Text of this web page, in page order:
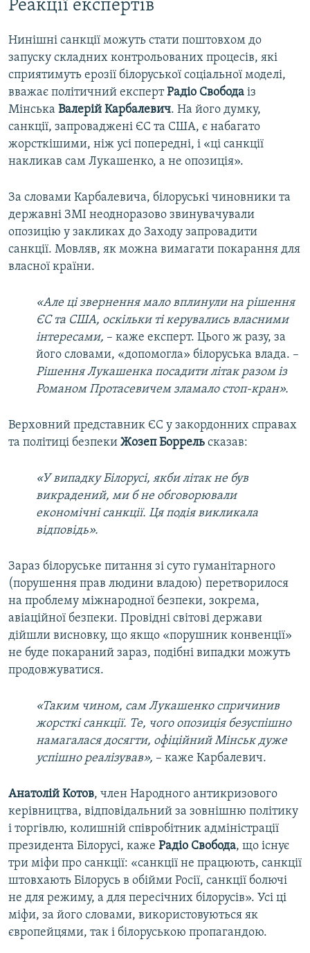
Реакції експертів
Нинішні санкції можуть стати поштовхом до
запуску складних контрольованих процесів, які
сприятимуть ерозії білоруської соціальної моделі,
вважає політичний експертРадіо Свобода із
Мінська Валерій Карбалевич. На його думку,
санкції, запроваджені ЄС та США, є набагато
жорсткішими, ніж усі попередні, і «ці санкції
накликав сам Лукашенко, а не опозиція».
За словами Карбалевича, білоруські чиновники та
державні ЗМІ неодноразово звинувачували
опозицію у закликах до Заходу запровадити
санкції. Мовляв, як можна вимагати покарання для
власної країни.
«Але ці звернення мало вплинули на рішення
ЄС та США, оскільки ті керувались власними
інтересами, – каже експерт. Цього ж разу, за
його словами, «допомогла» білоруська влада. –
Рішення Лукашенка посадити літак разом із
Романом Протасевичем зламало стоп-кран».
Верховний представник ЄС у закордонних справах
та політиці безпеки Жозеп Боррель сказав:
«У випадку Білорусі, якби літак не був
викрадений, ми б не обговорювали
економічні санкції. Ця подія викликала
відповідь».
Зараз білоруське питання зі суто гуманітарного
(порушення прав людини владою) перетворилося
на проблему міжнародної безпеки, зокрема,
авіаційної безпеки. Провідні світові держави
дійшли висновку, що якщо «порушник конвенції»
не буде покараний зараз, подібні випадки можуть
продовжуватися.
«Таким чином, сам Лукашенко спричинив
жорсткі санкції. Те, чого опозиція безуспішно
намагалася досягти, офіційний Мінськ дуже
успішно реалізував», – каже Карбалевич.
Анатолій Котов, член Народного антикризового
керівництва, відповідальний за зовнішню політику
і торгівлю, колишній співробітник адміністрації
президента Білорусі, каже Радіо Свобода, що існує
три міфи про санкції: «санкції не працюють, санкції
штовхають Білорусь в обійми Росії, санкції болючі
не для режиму, а для пересічних білорусів». Усі ці
міфи, за його словами, використовуються як
європейцями, так і білоруською пропагандою.